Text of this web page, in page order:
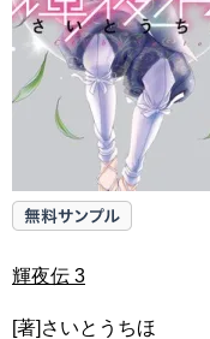
輝夜伝 3
[著]さいとうちほ